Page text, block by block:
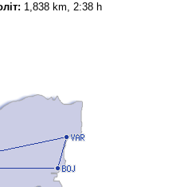
1,838 km, 2:38 h